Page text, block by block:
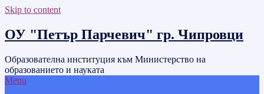
Skip to content
ОУ "Петър Парчевич" гр. Чипровци
Образователна институция към Министерство на
образованието и науката
Menu